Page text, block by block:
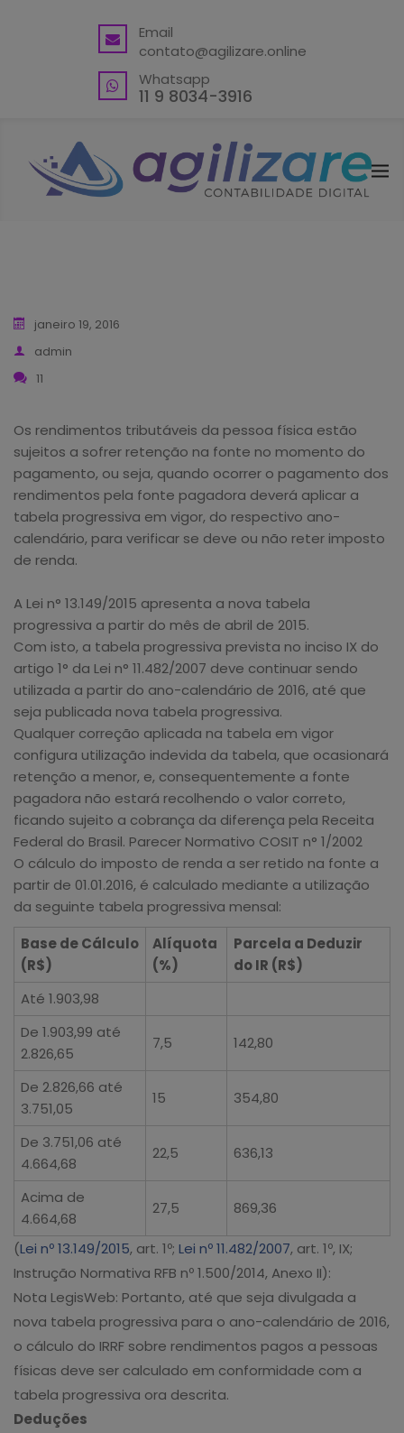
Email
contato@agilizare.online
Whatsapp
11 9 8034-3916
janeiro 19, 2016
admin
11
Os rendimentos tributáveis da pessoa física estão
sujeitos a sofrer retenção na fonte no momento do
pagamento, ou seja, quando ocorrer o pagamento dos
rendimentos pela fonte pagadora deverá aplicar a
tabela progressiva em vigor, do respectivo ano-
calendário, para verificar se deve ou não reter imposto
de renda.
A Lei n° 13.149/2015 apresenta a nova tabela
progressiva a partir do mês de abril de 2015.
Com isto, a tabela progressiva prevista no inciso IX do
artigo 1° da Lei n° 11.482/2007 deve continuar sendo
utilizada a partir do ano-calendário de 2016, até que
seja publicada nova tabela progressiva.
Qualquer correção aplicada na tabela em vigor
configura utilização indevida da tabela, que ocasionará
retenção a menor, e, consequentemente a fonte
pagadora não estará recolhendo o valor correto,
ficando sujeito a cobrança da diferença pela Receita
Federal do Brasil. Parecer Normativo COSIT n° 1/2002
O cálculo do imposto de renda a ser retido na fonte a
partir de 01.01.2016, é calculado mediante a utilização
da seguinte tabela progressiva mensal:
Base de Cálculo
(R$)
Alíquota
(%)
Parcela a Deduzir
do IR (R$)
Até 1.903,98
De 1.903,99 até
2.826,65
7,5 142,80
De 2.826,66 até
3.751,05
15 354,80
De 3.751,06 até
4.664,68
22,5 636,13
Acima de
4.664,68
27,5 869,36
(Lei nº 13.149/2015, art. 1º; Lei nº 11.482/2007, art. 1º, IX;
Instrução Normativa RFB nº 1.500/2014, Anexo II):
Nota LegisWeb: Portanto, até que seja divulgada a
nova tabela progressiva para o ano-calendário de 2016,
o cálculo do IRRF sobre rendimentos pagos a pessoas
físicas deve ser calculado em conformidade com a
tabela progressiva ora descrita.
Deduções
VANTAGENS
ABRA SUA CONTA PJ
ENDEREÇO FISCAL – OUTRAS
LOCALIDADES